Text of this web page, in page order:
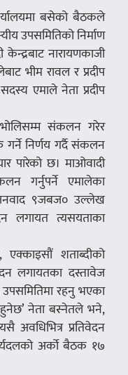
बसेको बैठकले
उपसमितिको निर्माण
नारायणकाजी
भीम रावल र प्रदीप
एमाले नेता प्रदीप
संकलन गरेर
निर्णय गर्दै संकलन
पारेको छ। माओवादी
गर्नुपर्ने एमालेका
९जबज० उल्लेख
लगायत त्यसयताका
शताब्दीको
लगायतका दस्तावेज
रहनु भएका
नेता बस्नेतले भने,
अवधिभित्र प्रतिवेदन
अर्को बैठक १७